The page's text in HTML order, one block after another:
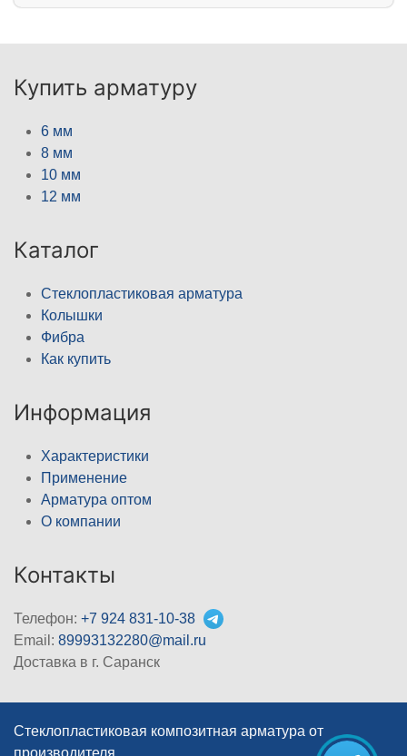
Купить арматуру
6 мм
8 мм
10 мм
12 мм
Каталог
Стеклопластиковая арматура
Колышки
Фибра
Как купить
Информация
Характеристики
Применение
Арматура оптом
О компании
Контакты
Телефон: +7 924 831-10-38
Email: 89993132280@mail.ru
Доставка в г. Саранск
Стеклопластиковая композитная арматура от
производителя